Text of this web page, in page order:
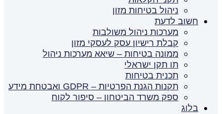
ניהול בטיחות מזון
חשוב לדעת
מערכות ניהול משולבות
קבלת רישיון עסק לעסקי מזון
ממונה בטיחות – שיאא מערכות ניהול
תו תקן ישראלי
תכנית בטיחות
תקנות הגנת הפרטיות – GDPR ואבטחת מידע
ספק משרד הביטחון – סיפור לקוח
בלוג